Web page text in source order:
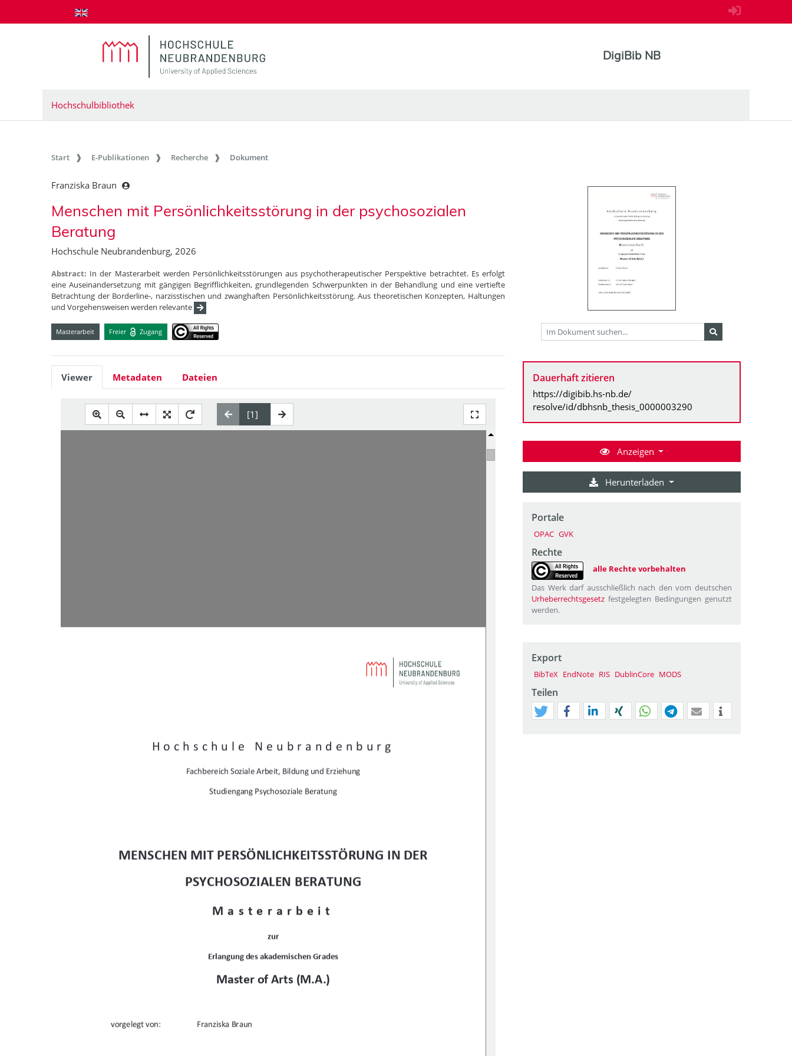
zum Inhalt springen
DigiBib NB
Hochschulbibliothek
Start E-Publikationen Recherche Dokument
Franziska Braun
Menschen mit Persönlichkeitsstörung in der psychosozialen
Beratung
Hochschule Neubrandenburg, 2026
Abstract: In der Masterarbeit werden Persönlichkeitsstörungen aus psychotherapeutischer Perspektive betrachtet. Es erfolgt
eine Auseinandersetzung mit gängigen Begrifflichkeiten, grundlegenden Schwerpunkten in der Behandlung und eine vertiefte
Betrachtung der Borderline-, narzisstischen und zwanghaften Persönlichkeitsstörung. Aus theoretischen Konzepten, Haltungen
und Vorgehensweisen werden relevante
Masterarbeit Freier Zugang
Viewer Metadaten Dateien
Hochschule Neubrandenburg
Fachbereich Soziale Arbeit, Bildung und Erziehung
Studiengang Psychosoziale Beratung
MENSCHEN MIT PERSÖNLICHKEITSSTÖRUNG IN DER
PSYCHOSOZIALEN BERATUNG
Masterarbeit
zur
Erlangung des akademischen Grades
Master of Arts (M.A.)
vorgelegt von: Franziska Braun
Dauerhaft zitieren
https://digibib.hs-nb.de/
resolve/id/dbhsnb_thesis_0000003290
Anzeigen
Herunterladen
Portale
OPAC GVK
Rechte
alle Rechte vorbehalten
Das Werk darf ausschließlich nach den vom deutschen
Urheberrechtsgesetz festgelegten Bedingungen genutzt
werden.
Export
BibTeX EndNote RIS DublinCore MODS
Teilen